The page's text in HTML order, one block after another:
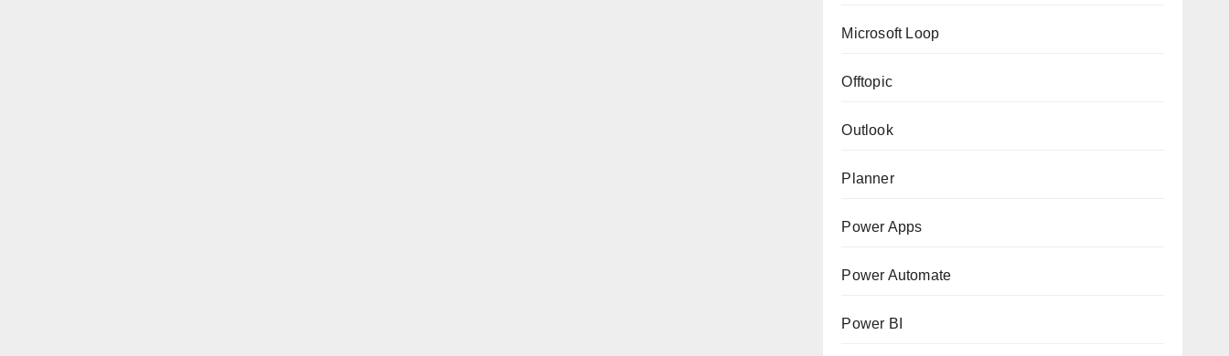
Microsoft Loop
Offtopic
Outlook
Planner
Power Apps
Power Automate
Power BI